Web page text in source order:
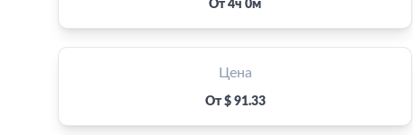
От 4ч 0м
Цена
От $ 91.33